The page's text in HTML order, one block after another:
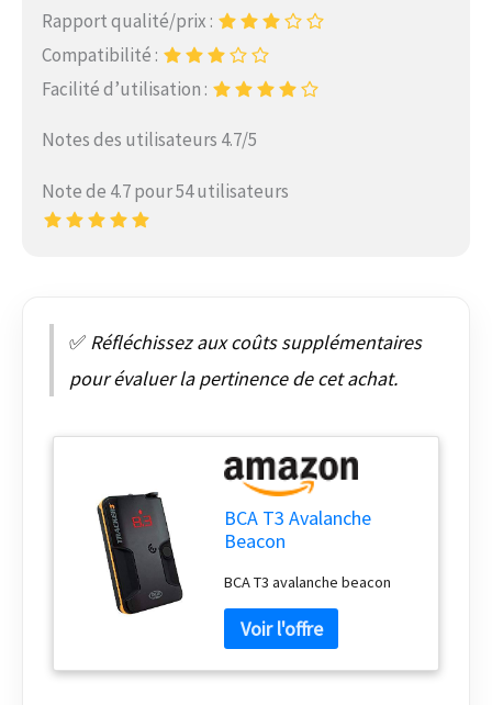
Rapport qualité/prix :
Compatibilité :
Facilité d’utilisation :
Notes des utilisateurs 4.7/5
Note de 4.7 pour 54 utilisateurs
✅ Réfléchissez aux coûts supplémentaires
pour évaluer la pertinence de cet achat.
BCA T3 Avalanche
Beacon
BCA T3 avalanche beacon